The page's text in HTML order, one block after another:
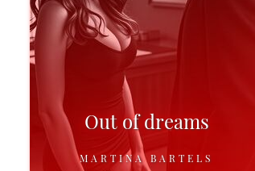
Out of dreams
MARTINA BARTELS